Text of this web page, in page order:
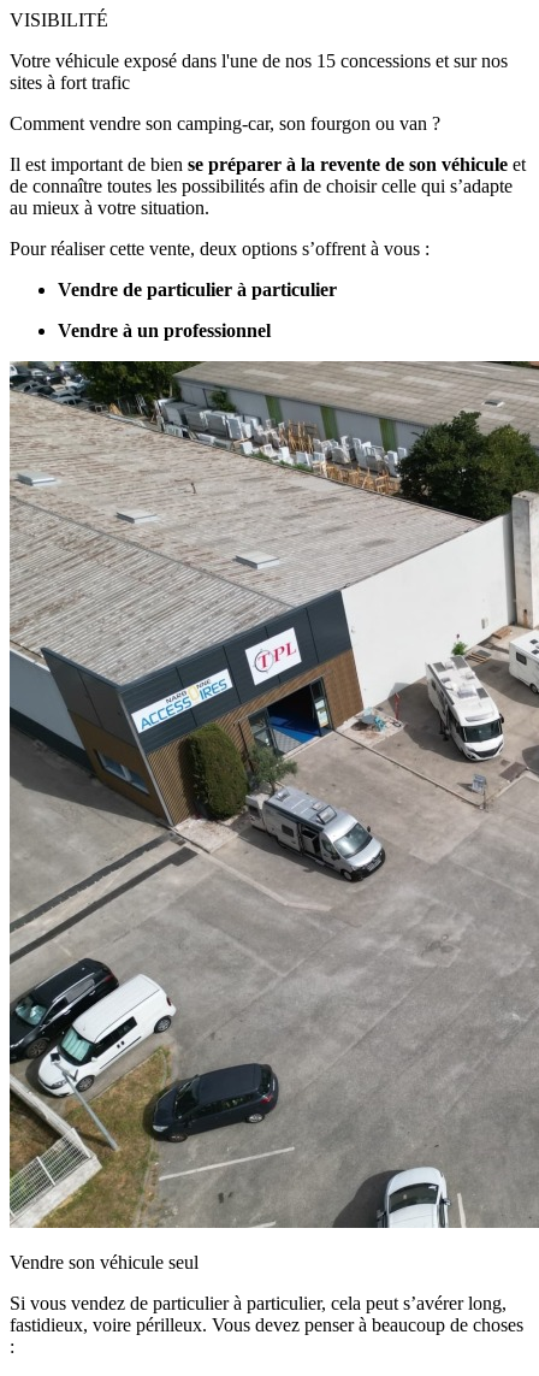
VISIBILITÉ
Votre véhicule exposé dans l'une de nos 15 concessions et sur nos
sites à fort trafic
Comment vendre son camping-car, son fourgon ou van ?
Il est important de bien se préparer à la revente de son véhicule et
de connaître toutes les possibilités afin de choisir celle qui s’adapte
au mieux à votre situation.
Pour réaliser cette vente, deux options s’offrent à vous :
Vendre de particulier à particulier
Vendre à un professionnel
Vendre son véhicule seul
Si vous vendez de particulier à particulier, cela peut s’avérer long,
fastidieux, voire périlleux. Vous devez penser à beaucoup de choses
: